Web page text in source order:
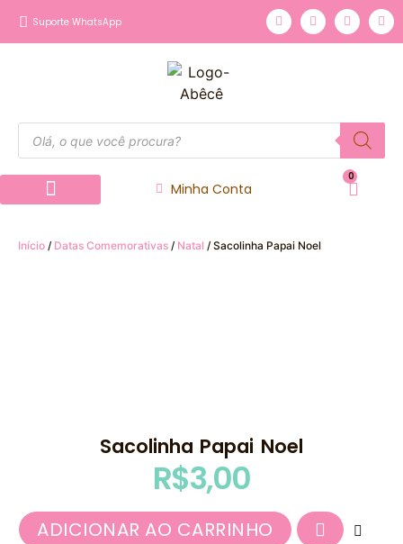
Suporte WhatsApp
Minha Conta
0
Início / Datas Comemorativas / Natal / Sacolinha Papai Noel
Sacolinha Papai Noel
R$3,00
ADICIONAR AO CARRINHO